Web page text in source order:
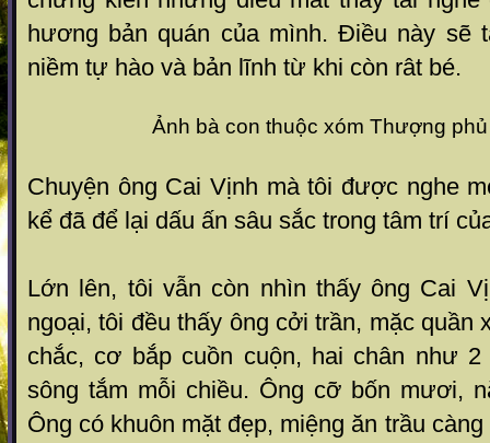
hương bản quán của mình. Điều này sẽ
niềm tự hào và bản lĩnh từ khi còn rât bé.
Ảnh bà con thuộc xóm Thượng
Chuyện ông Cai Vịnh mà tôi được nghe
kể đã để lại dấu ấn sâu sắc trong tâm trí
Lớn lên, tôi vẫn còn nhìn thấy ông Cai
ngoại, tôi đều thấy ông cởi trần, mặc quần
chắc, cơ bắp cuồn cuộn, hai chân như
sông tắm mỗi chiều. Ông cỡ bốn mươi,
Ông có khuôn mặt đẹp, miệng ăn trầu